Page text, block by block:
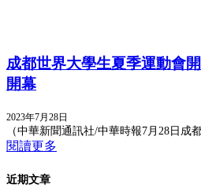
成都世界大學生夏季運動會
開幕
2023年7月28日
（中華新聞通訊社/中華時報7月28日成
閱讀更多
近期文章